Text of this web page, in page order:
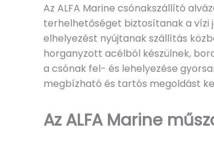
Az ALFA Marine csónakszállító
terhelhetőséget biztosítanak a vízi
elhelyezést nyújtanak szállítás
horganyzott acélból készülnek,
a csónak fel- és lehelyezése
megbízható és tartós megoldást
Az ALFA Marine